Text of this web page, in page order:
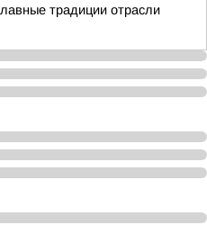
традиции отрасли